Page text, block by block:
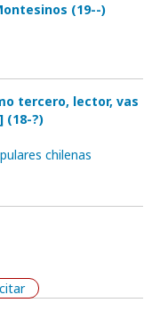
(19--)
tercero, lector, vas
(18-?)
chilenas
citar